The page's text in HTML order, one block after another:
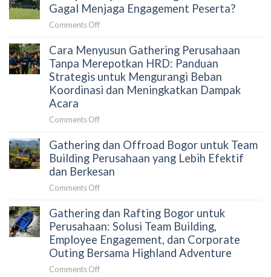
Outdoor
yang
Kolaborasi
Tim
Secara
Alami
Leuwi
Hejo
Kantor:
Panduan
HRD
Memilih
Gagal Menjaga Engagement Peserta?
Comments Offon
Banyak
Gathering
Perusahaan
Gagal
Menjaga
Peserta?
Cara Menyusun Gathering Perusahaan
Tanpa Merepotkan HRD: Panduan
Strategis untuk Mengurangi Beban
Koordinasi dan Meningkatkan Dampak
Acara
Comments Offon
Menyusun
Gathering
Panduan
Strategis
untuk
Mengurangi
Gathering dan Offroad Bogor untuk Team
Building Perusahaan yang Lebih Efektif
dan Berkesan
Comments Offon
dan
Offroad
Bogor
untuk
Team
Building
Gathering dan Rafting Bogor untuk
Perusahaan: Solusi Team Building,
Employee Engagement, dan Corporate
Outing Bersama Highland Adventure
Comments Offon